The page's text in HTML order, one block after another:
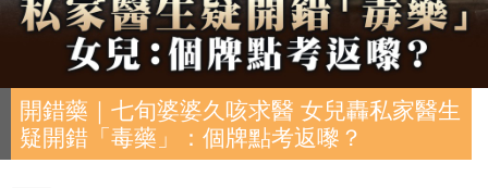
開錯藥｜七旬婆婆久咳求醫 女兒轟私家醫生
疑開錯「毒藥」：個牌點考返嚟？